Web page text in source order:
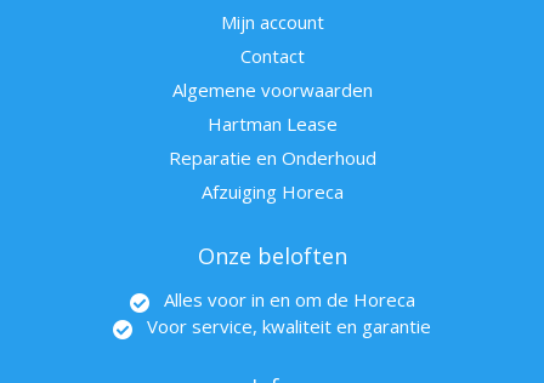
Mijn account
Contact
Algemene voorwaarden
Hartman Lease
Reparatie en Onderhoud
Afzuiging Horeca
Onze beloften
Alles voor in en om de Horeca
Voor service, kwaliteit en garantie